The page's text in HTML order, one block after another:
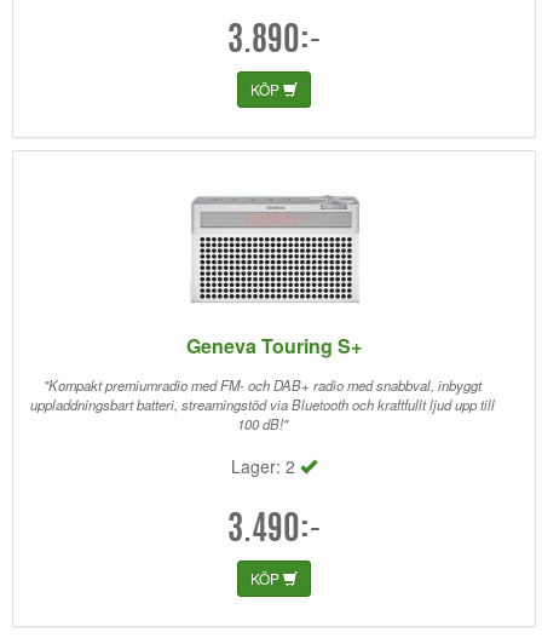
3.890:-
KÖP
Geneva Touring S+
"Kompakt premiumradio med FM- och DAB+ radio med snabbval, inbyggt
uppladdningsbart batteri, streamingstöd via Bluetooth och kraftfullt ljud upp till
100 dB!"
Lager: 2
3.490:-
KÖP